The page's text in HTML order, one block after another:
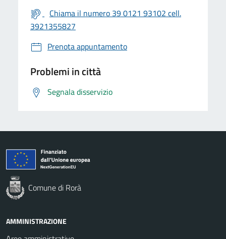
Chiama il numero 39 0121 93102 cell.
3921355827
Prenota appuntamento
Problemi in città
Segnala disservizio
Comune di Rorà
AMMINISTRAZIONE